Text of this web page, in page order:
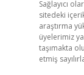
Sağlayıcı
sitedeki
araştırma
üyelerimiz
taşımakta
etmiş